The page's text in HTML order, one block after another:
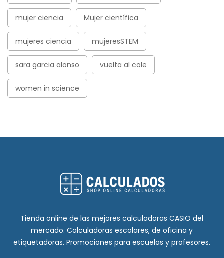
mujer ciencia Mujer científica
mujeres ciencia mujeresSTEM
sara garcia alonso vuelta al cole
women in science
Tienda online de las mejores calculadoras CASIO del
mercado. Calculadoras escolares, de oficina y
etiquetadoras. Promociones para escuelas y profesores.